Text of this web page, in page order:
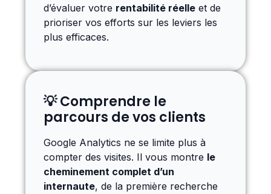
d’évaluer votre rentabilité réelle et de
prioriser vos efforts sur les leviers les
plus efficaces.
💡 Comprendre le
parcours de vos clients
Google Analytics ne se limite plus à
compter des visites. Il vous montre le
cheminement complet d’un
internaute, de la première recherche